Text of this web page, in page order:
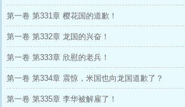
第一卷 第331章 樱花国的道歉！
第一卷 第332章 龙国的兴奋！
第一卷 第333章 欣慰的老兵！
第一卷 第334章 震惊，米国也向龙国道歉了？
第一卷 第335章 李华被解雇了！